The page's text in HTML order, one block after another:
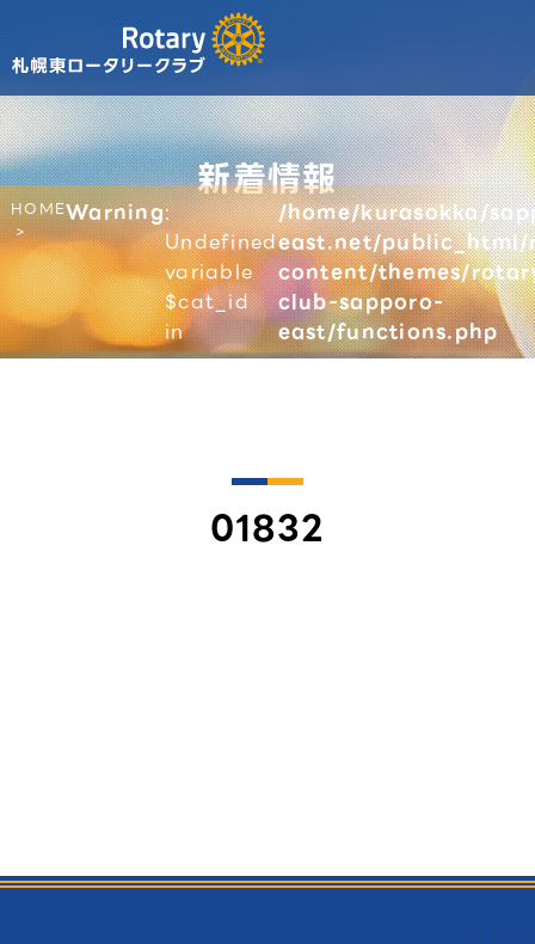
新着情報
HOMEWarning:
Undefined
variable
$cat_id
in
/home/kurasokka/
east.net/
content/themes/
club-sapporo-
east/functions.php
01832